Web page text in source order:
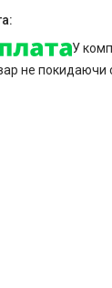
У
не покидаючи